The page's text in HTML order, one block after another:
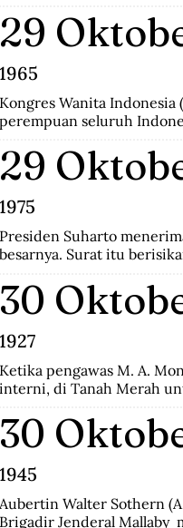
pindah ke Partai Indonesia
Sukarjo pernah
29
1965
Kongres Wanita Indonesia
perempuan seluruh
29
1975
Presiden Suharto
besarnya. Surat itu
30
1927
Ketika pengawas M. A.
interni, di Tanah Merah
penduduk kamp tercatat
keluarga.
30
1945
Aubertin Walter Sothern
Brigadir Jenderal Mallaby